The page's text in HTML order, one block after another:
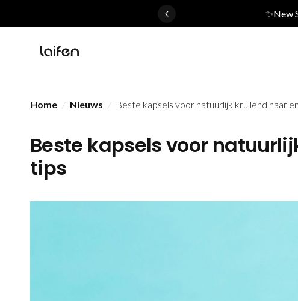
✨New
Home / Nieuws / Beste kapsels voor natuurlijk krullend haar
Beste kapsels voor
tips